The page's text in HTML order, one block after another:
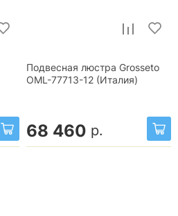
Подвесная люстра Grosseto
OML-77713-12 (Италия)
68 460 р.